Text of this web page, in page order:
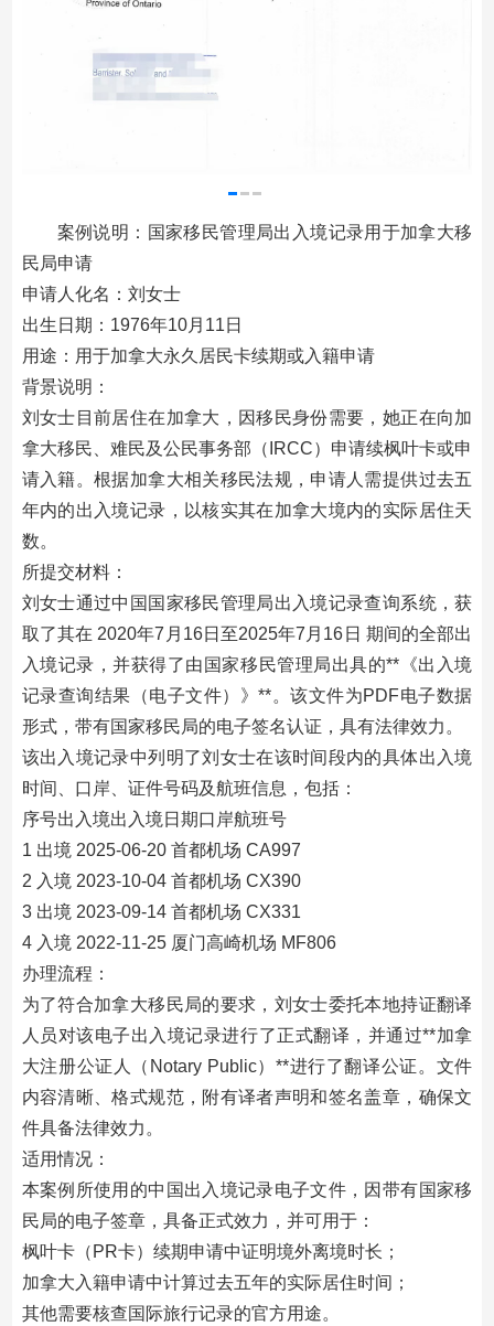
案例说明：国家移民管理局出入境记录用于加拿大移
民局申请
申请人化名：刘女士
出生日期：1976年10月11日
用途：用于加拿大永久居民卡续期或入籍申请
背景说明：
刘女士目前居住在加拿大，因移民身份需要，她正在向加
拿大移民、难民及公民事务部（IRCC）申请续枫叶卡或申
请入籍。根据加拿大相关移民法规，申请人需提供过去五
年内的出入境记录，以核实其在加拿大境内的实际居住天
数。
所提交材料：
刘女士通过中国国家移民管理局出入境记录查询系统，获
取了其在 2020年7月16日至2025年7月16日 期间的全部出
入境记录，并获得了由国家移民管理局出具的**《出入境
记录查询结果（电子文件）》**。该文件为PDF电子数据
形式，带有国家移民局的电子签名认证，具有法律效力。
该出入境记录中列明了刘女士在该时间段内的具体出入境
时间、口岸、证件号码及航班信息，包括：
序号出入境出入境日期口岸航班号
1 出境 2025-06-20 首都机场 CA997
2 入境 2023-10-04 首都机场 CX390
3 出境 2023-09-14 首都机场 CX331
4 入境 2022-11-25 厦门高崎机场 MF806
办理流程：
为了符合加拿大移民局的要求，刘女士委托本地持证翻译
人员对该电子出入境记录进行了正式翻译，并通过**加拿
大注册公证人（Notary Public）**进行了翻译公证。文件
内容清晰、格式规范，附有译者声明和签名盖章，确保文
件具备法律效力。
适用情况：
本案例所使用的中国出入境记录电子文件，因带有国家移
民局的电子签章，具备正式效力，并可用于：
枫叶卡（PR卡）续期申请中证明境外离境时长；
加拿大入籍申请中计算过去五年的实际居住时间；
其他需要核查国际旅行记录的官方用途。